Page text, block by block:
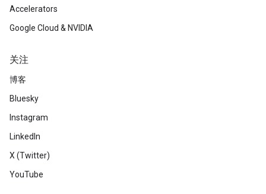
Accelerators
Google Cloud & NVIDIA
关注
博客
Bluesky
Instagram
LinkedIn
X (Twitter)
YouTube